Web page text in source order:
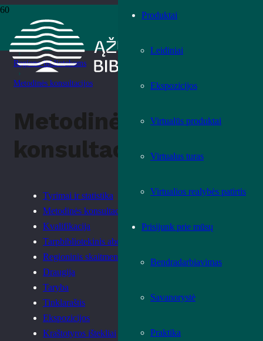
Produktai
Leidiniai
Ekspozicijos
Virtualūs produktai
Virtualus turas
Virtualios realybės patirtis
Prisijunk prie mūsų
Bendradarbiavimas
Savanorystė
Praktika
Pradžia
›
Paslaugos
›
Regiono bibliotekoms
›
Metodinės konsultacijos
Metodinės
konsultacijos
Tyrimai ir statistika
Metodinės konsultacijos
Kvalifikacija
Tarpbibliotekinis abonementas
Regioninis skaitmeninimo centras
Draugija
Taryba
Tinklaraštis
Ekspozicijos
Kraštotyros ištekliai